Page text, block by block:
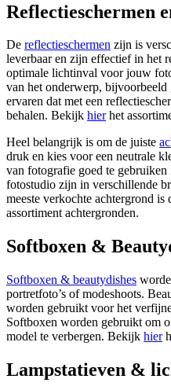
Reflectieschermen
De reflectieschermen zijn is
leverbaar en zijn effectief in het
optimale lichtinval voor jouw
van het onderwerp,
ervaren dat met een
behalen. Bekijk hierhet
Heel belangrijk is om de juiste
druk en kies voor een neutrale
van fotografie goed te
fotostudio zijn in verschillende
meeste verkochte achtergrond
assortiment achtergronden.
Softboxen &
Softboxen & beautydishes
portretfoto’s of modeshoots.
worden gebruikt voor het
Softboxen worden gebruikt om
model te verbergen. Bekijk hier
Lampstatieven &